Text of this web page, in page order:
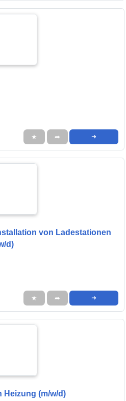
★ ➦ ➜
von Ladestationen
d)
★ ➦ ➜
Heizung (m/w/d)